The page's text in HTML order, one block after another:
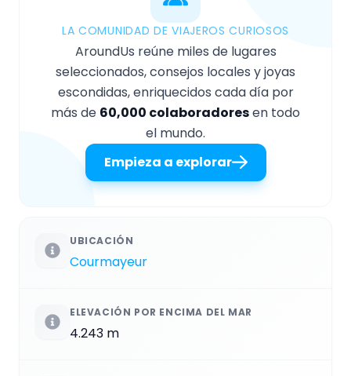
LA COMUNIDAD DE VIAJEROS CURIOSOS
AroundUs reúne miles de lugares
seleccionados, consejos locales y joyas
escondidas, enriquecidos cada día por
más de 60,000 colaboradoresen todo
el mundo.
Empieza a explorar
UBICACIÓN
Courmayeur
ELEVACIÓN POR ENCIMA DEL MAR
4.243 m